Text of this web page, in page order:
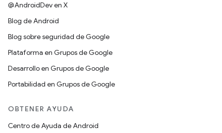
@AndroidDev en X
Blog de Android
Blog sobre seguridad de Google
Plataforma en Grupos de Google
Desarrollo en Grupos de Google
Portabilidad en Grupos de Google
OBTENER AYUDA
Centro de Ayuda de Android